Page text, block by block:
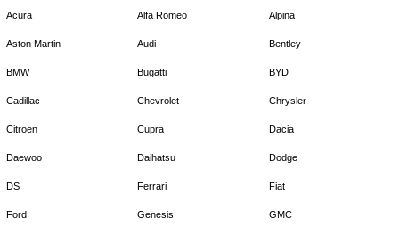
Acura Alfa Romeo Alpina
Aston Martin Audi Bentley
BMW Bugatti BYD
Cadillac Chevrolet Chrysler
Citroen Cupra Dacia
Daewoo Daihatsu Dodge
DS Ferrari Fiat
Ford Genesis GMC